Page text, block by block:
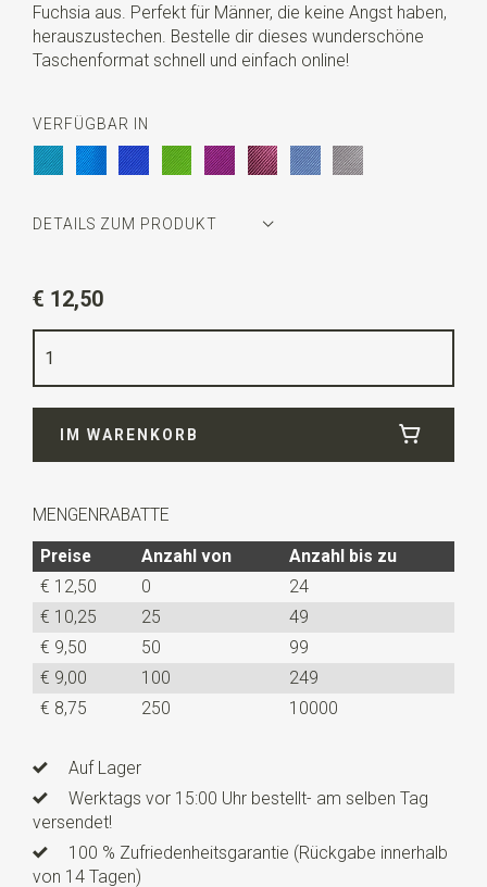
Fuchsia aus. Perfekt für Männer, die keine Angst haben,
herauszustechen. Bestelle dir dieses wunderschöne
Taschenformat schnell und einfach online!
VERFÜGBAR IN
DETAILS ZUM PRODUKT
Farbe
Qualität
Länge 25 cm
€ 12,50
IM WARENKORB
MENGENRABATTE
Preise
Anzahl von
Anzahl bis zu
€ 12,50
0
24
€ 10,25
25
49
€ 9,50
50
99
€ 9,00
100
249
€ 8,75
250 10000
Auf Lager
Werktags vor 15:00 Uhr bestellt- am selben Tag
versendet!
100 % Zufriedenheitsgarantie (Rückgabe innerhalb
von 14 Tagen)